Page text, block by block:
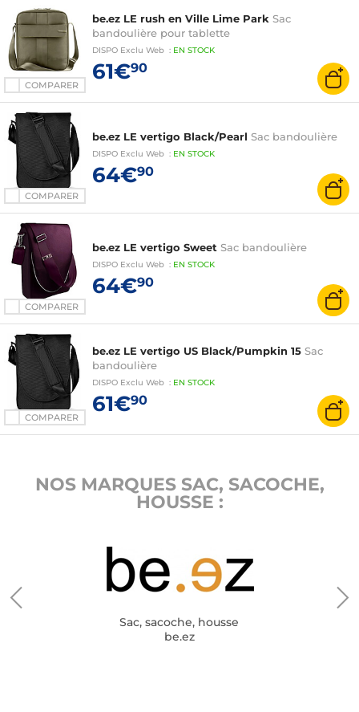
COMPARER
be.ez LE rush en Ville Lime Park Sac
bandoulière pour tablette
DISPO Exclu Web : EN STOCK
61€90
COMPARER
be.ez LE vertigo Black/Pearl Sac bandoulière
DISPO Exclu Web : EN STOCK
64€90
COMPARER
be.ez LE vertigo Sweet Sac bandoulière
DISPO Exclu Web : EN STOCK
64€90
COMPARER
be.ez LE vertigo US Black/Pumpkin 15 Sac
bandoulière
DISPO Exclu Web : EN STOCK
61€90
NOS MARQUES SAC, SACOCHE,
HOUSSE :
Sac, sacoche, housse
be.ez